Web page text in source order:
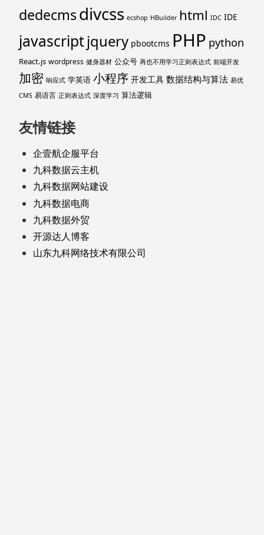
dedecmsdivcss ecshop HBuilder html IDC IDE
javascriptjquery pbootcms PHP python
React.js wordpress 健身器材 公众号 再也不用学习正则表达式 前端开发
加密 响应式 学英语 小程序 开发工具 数据结构与算法 易优
CMS 易语言 正则表达式 深度学习 算法逻辑
友情链接
企壹航企服平台
九科数据云主机
九科数据网站建设
九科数据电商
九科数据外贸
开源达人博客
山东九科网络技术有限公司